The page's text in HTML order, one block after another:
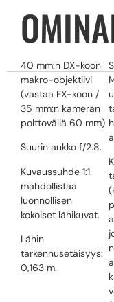
40 mm:n DX-koon
makro-objektiivi
(vastaa FX-koon /
35 mm:n kameran
polttoväliä 60 mm).
Suurin aukko f/2.8.
Kuvaussuhde 1:1
mahdollistaa
luonnollisen
kokoiset lähikuvat.
Lähin
tarkennusetäisyys:
0,163 m.